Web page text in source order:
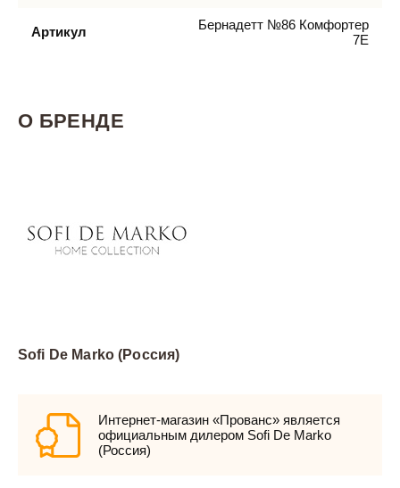
Артикул
Бернадетт №86 Комфортер
7Е
О БРЕНДЕ
Sofi De Marko (Россия)
Интернет-магазин «Прованс» является
официальным дилером Sofi De Marko
(Россия)